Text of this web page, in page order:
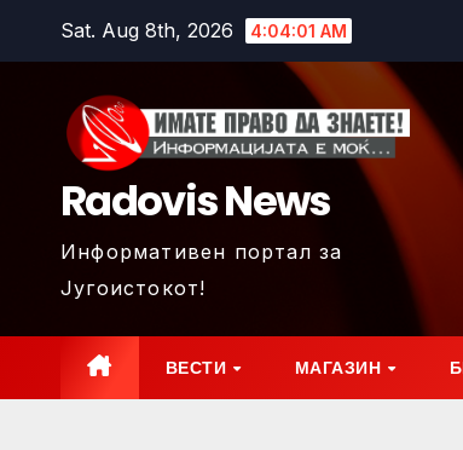
Sat. Aug 8th, 2026 4:04:03 AM
Radovis News
Информативен портал за
Југоистокот!
ВЕСТИ МАГАЗИН